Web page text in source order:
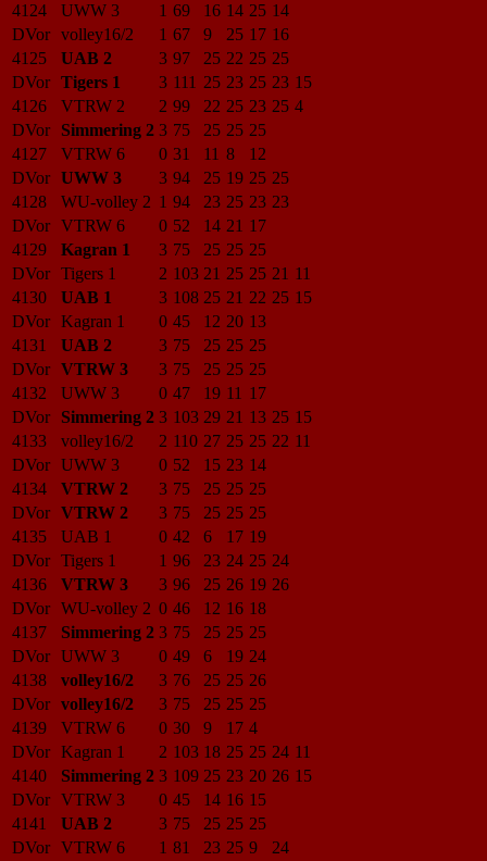
4124
UWW 3 1 69 16 14 25 14
DVor volley16/2 1 67 9 25 17 16
4125
UAB 2 3 97 25 22 25 25
DVor Tigers 1 3 111 25 23 25 23 15
4126
VTRW 2 2 99 22 25 23 25 4
DVor
Simmering 2 3 75 25 25 25
4127
VTRW 6 0 31 11 8
12
DVor UWW 3 3 94 25 19 25 25
4128
WU-volley 2 1 94 23 25 23 23
DVor VTRW 6 0 52 14 21 17
4129
Kagran 1 3 75 25 25 25
DVor Tigers 1 2 103 21 25 25 21 11
4130
UAB 1 3 108 25 21 22 25 15
DVor Kagran 1 0 45 12 20 13
4131
UAB 2 3 75 25 25 25
DVor VTRW 3 3 75 25 25 25
4132
UWW 3 0 47 19 11 17
DVor
Simmering 2 3 103 29 21 13 25 15
4133
volley16/2 2 110 27 25 25 22 11
DVor UWW 3 0 52 15 23 14
4134
VTRW 2 3 75 25 25 25
DVor VTRW 2 3 75 25 25 25
4135
UAB 1 0 42 6 17 19
DVor Tigers 1 1 96 23 24 25 24
4136
VTRW 3 3 96 25 26 19 26
DVor WU-volley 2 0 46 12 16 18
4137
Simmering 2 3 75 25 25 25
DVor UWW 3 0 49 6 19 24
4138
volley16/2 3 76 25 25 26
DVor volley16/2 3 75 25 25 25
4139
VTRW 6 0 30 9 17 4
DVor Kagran 1 2 103 18 25 25 24 11
4140
Simmering 2 3 109 25 23 20 26 15
DVor VTRW 3 0 45 14 16 15
4141
UAB 2 3 75 25 25 25
DVor VTRW 6 1 81 23 25 9 24